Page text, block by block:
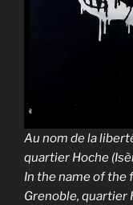
Au nom de la
quartier Hoche
In the name of the
Grenoble, quartier